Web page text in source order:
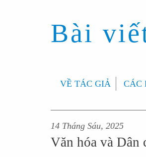
Bài
VỀ TÁC GIẢ CÁC
14 Tháng Sáu, 2025
Văn hóa và Dân